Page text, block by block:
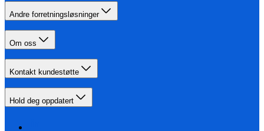
Andre forretningsløsninger
Om oss
Kontakt kundestøtte
Hold deg oppdatert